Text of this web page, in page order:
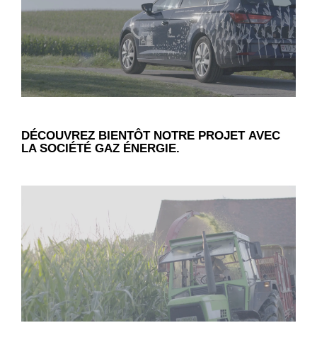
DÉCOUVREZ BIENTÔT NOTRE PROJET AVEC
LA SOCIÉTÉ GAZ ÉNERGIE.